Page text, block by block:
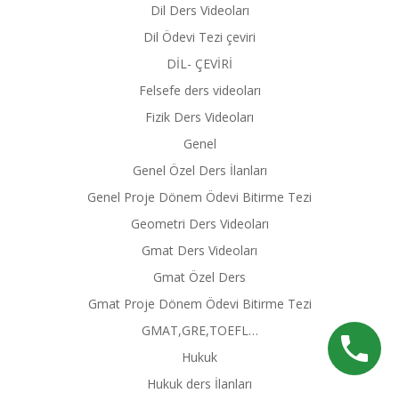
Dil Ders Videoları
Dil Ödevi Tezi çeviri
DİL- ÇEVİRİ
Felsefe ders videoları
Fizik Ders Videoları
Genel
Genel Özel Ders İlanları
Genel Proje Dönem Ödevi Bitirme Tezi
Geometri Ders Videoları
Gmat Ders Videoları
Gmat Özel Ders
Gmat Proje Dönem Ödevi Bitirme Tezi
GMAT,GRE,TOEFL…
Hukuk
Hukuk ders İlanları